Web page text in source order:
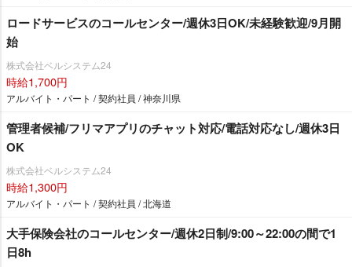
ロードサービスのコールセンター/週休3日OK/未経験歓迎/9月開
始
株式会社ベルシステム24
時給1,700円
アルバイト・パート / 契約社員 / 神奈川県
管理者候補/フリマアプリのチャット対応/電話対応なし/週休3日
OK
株式会社ベルシステム24
時給1,300円
アルバイト・パート / 契約社員 / 北海道
大手保険会社のコールセンター/週休2日制/9:00～22:00の間で1
日8h